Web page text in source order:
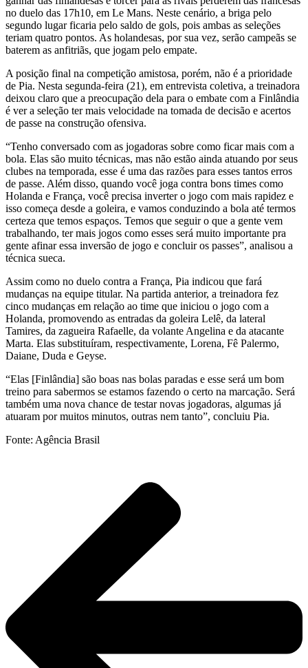
no duelo das 17h10, em Le Mans. Neste cenário, a briga pelo
segundo lugar ficaria pelo saldo de gols, pois ambas as seleções
teriam quatro pontos. As holandesas, por sua vez, serão campeãs se
baterem as anfitriãs, que jogam pelo empate.
A posição final na competição amistosa, porém, não é a prioridade
de Pia. Nesta segunda-feira (21), em entrevista coletiva, a treinadora
deixou claro que a preocupação dela para o embate com a Finlândia
é ver a seleção ter mais velocidade na tomada de decisão e acertos
de passe na construção ofensiva.
“Tenho conversado com as jogadoras sobre como ficar mais com a
bola. Elas são muito técnicas, mas não estão ainda atuando por seus
clubes na temporada, esse é uma das razões para esses tantos erros
de passe. Além disso, quando você joga contra bons times como
Holanda e França, você precisa inverter o jogo com mais rapidez e
isso começa desde a goleira, e vamos conduzindo a bola até termos
certeza que temos espaços. Temos que seguir o que a gente vem
trabalhando, ter mais jogos como esses será muito importante pra
gente afinar essa inversão de jogo e concluir os passes”, analisou a
técnica sueca.
Assim como no duelo contra a França, Pia indicou que fará
mudanças na equipe titular. Na partida anterior, a treinadora fez
cinco mudanças em relação ao time que iniciou o jogo com a
Holanda, promovendo as entradas da goleira Lelê, da lateral
Tamires, da zagueira Rafaelle, da volante Angelina e da atacante
Marta. Elas substituíram, respectivamente, Lorena, Fê Palermo,
Daiane, Duda e Geyse.
“Elas [Finlândia] são boas nas bolas paradas e esse será um bom
treino para sabermos se estamos fazendo o certo na marcação. Será
também uma nova chance de testar novas jogadoras, algumas já
atuaram por muitos minutos, outras nem tanto”, concluiu Pia.
Fonte: Agência Brasil